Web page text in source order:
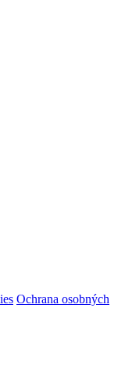
Ochrana osobných